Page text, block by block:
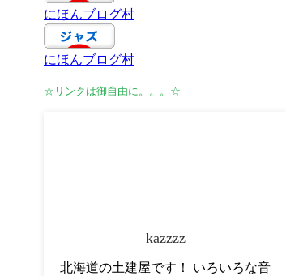
にほんブログ村
にほんブログ村
☆リンクは御自由に。。。☆
kazzzz
北海道の土建屋です！ いろいろな音